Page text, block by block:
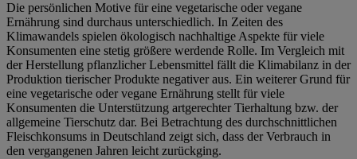
Die persönlichen Motive für eine vegetarische oder vegane
Ernährung sind durchaus unterschiedlich. In Zeiten des
Klimawandels spielen ökologisch nachhaltige Aspekte für viele
Konsumenten eine stetig größere werdende Rolle. Im Vergleich mit
der Herstellung pflanzlicher Lebensmittel fällt die Klimabilanz in der
Produktion tierischer Produkte negativer aus. Ein weiterer Grund für
eine vegetarische oder vegane Ernährung stellt für viele
Konsumenten die Unterstützung artgerechter Tierhaltung bzw. der
allgemeine Tierschutz dar. Bei Betrachtung des durchschnittlichen
Fleischkonsums in Deutschland zeigt sich, dass der Verbrauch in
den vergangenen Jahren leicht zurückging.